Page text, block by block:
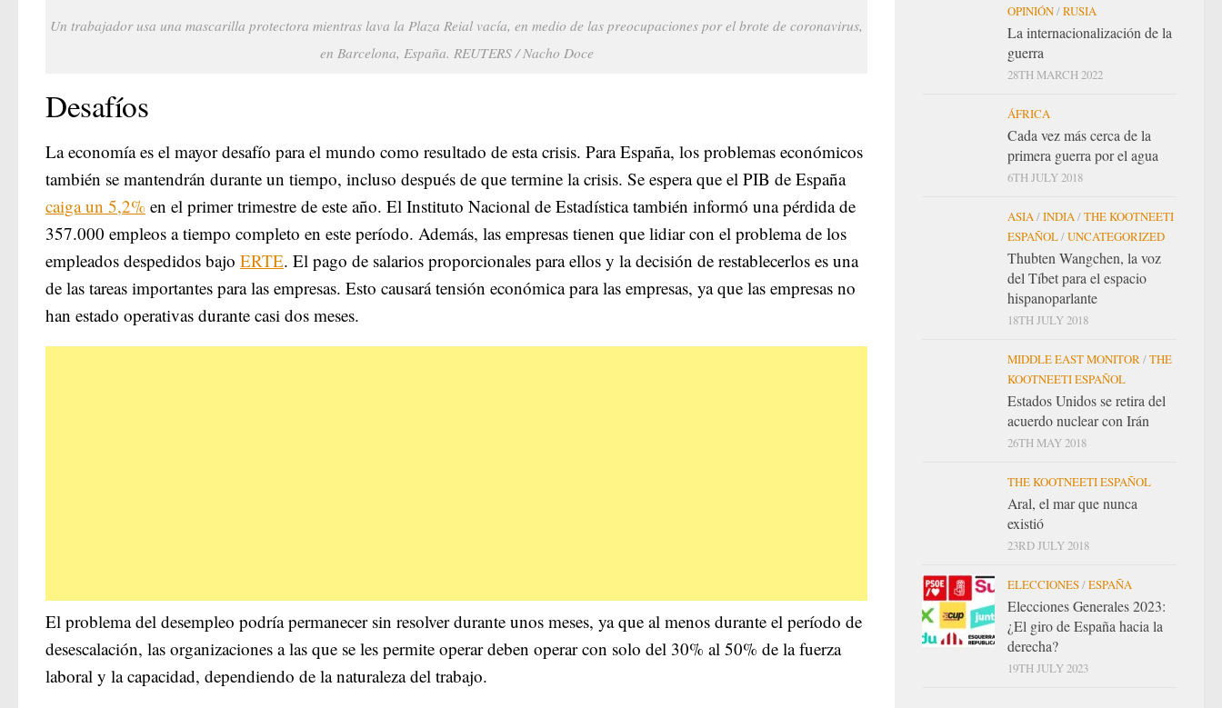
Un trabajador usa una mascarilla protectora mientras lava la Plaza Reial vacía, en medio de las preocupaciones por el brote de coronavirus,
en Barcelona, ​​España. REUTERS / Nacho Doce
Desafíos
La economía es el mayor desafío para el mundo como resultado de esta crisis. Para España, los problemas económicos
también se mantendrán durante un tiempo, incluso después de que termine la crisis. Se espera que el PIB de España
caiga un 5,2% en el primer trimestre de este año. El Instituto Nacional de Estadística también informó una pérdida de
357.000 empleos a tiempo completo en este período. Además, las empresas tienen que lidiar con el problema de los
empleados despedidos bajo ERTE. El pago de salarios proporcionales para ellos y la decisión de restablecerlos es una
de las tareas importantes para las empresas. Esto causará tensión económica para las empresas, ya que las empresas no
han estado operativas durante casi dos meses.
El problema del desempleo podría permanecer sin resolver durante unos meses, ya que al menos durante el período de
desescalación, las organizaciones a las que se les permite operar deben operar con solo del 30% al 50% de la fuerza
laboral y la capacidad, dependiendo de la naturaleza del trabajo.
OPINIÓN/RUSIA
La internacionalización de la
guerra
28TH MARCH 2022
ÁFRICA
Cada vez más cerca de la
primera guerra por el agua
6TH JULY 2018
ASIA/INDIA/THE KOOTNEETI
ESPAÑOL/UNCATEGORIZED
Thubten Wangchen, la voz
del Tíbet para el espacio
hispanoparlante
18TH JULY 2018
MIDDLE EAST MONITOR/THE
KOOTNEETI ESPAÑOL
Estados Unidos se retira del
acuerdo nuclear con Irán
26TH MAY 2018
THE KOOTNEETI ESPAÑOL
Aral, el mar que nunca
existió
23RD JULY 2018
ELECCIONES/ESPAÑA
Elecciones Generales 2023:
¿El giro de España hacia la
derecha?
19TH JULY 2023